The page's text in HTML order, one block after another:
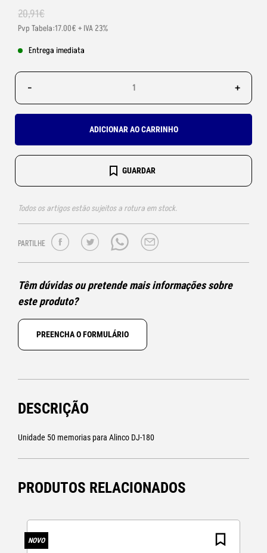
20,91€
Pvp Tabela:17.00€ + IVA 23%
Entrega imediata
- +
ADICIONAR AO CARRINHO
GUARDAR
Todos os artigos estão sujeitos a rotura em stock.
PARTILHE
Têm dúvidas ou pretende mais informações sobre
este produto?
PREENCHA O FORMULÁRIO
DESCRIÇÃO
Unidade 50 memorias para Alinco DJ-180
PRODUTOS RELACIONADOS
NOVO